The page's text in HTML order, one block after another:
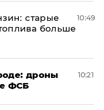
старые
больше
10:49
дроны
ФСБ
10:21